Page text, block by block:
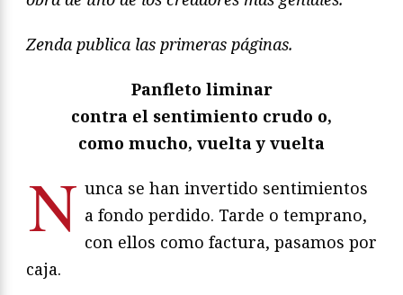
Zenda publica las primeras páginas.
Panfleto liminar
contra el sentimiento crudo o,
como mucho, vuelta y vuelta
N unca se han invertido sentimientos
a fondo perdido. Tarde o temprano,
con ellos como factura, pasamos por
caja.